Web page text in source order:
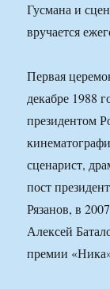
Гусмана и
вручается
Первая
декабре 1988
президентом
сценарист,
пост
Рязанов, в
Алексей
премии